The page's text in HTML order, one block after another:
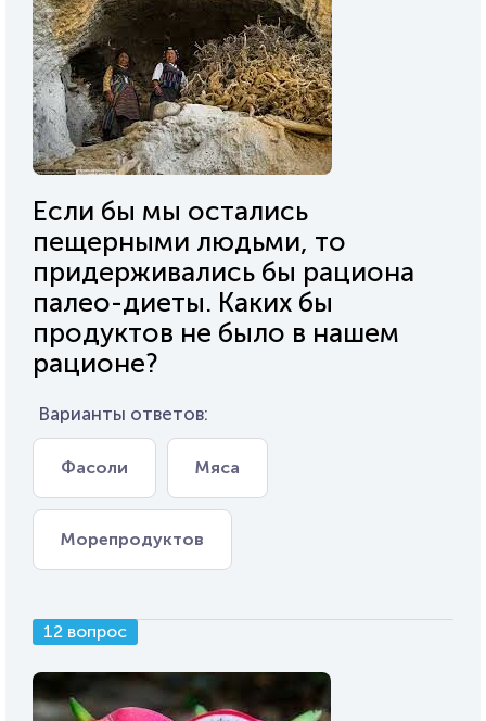
Если бы мы остались
пещерными людьми, то
придерживались бы рациона
палео-диеты. Каких бы
продуктов не было в нашем
рационе?
Варианты ответов:
Фасоли Мяса
Морепродуктов
12 вопрос